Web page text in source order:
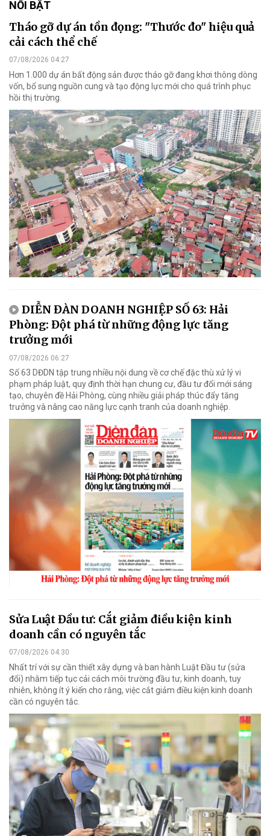
NỔI BẬT
Tháo gỡ dự án tồn đọng: "Thước đo" hiệu quả
cải cách thể chế
07/08/2026 04:27
Hơn 1.000 dự án bất động sản được tháo gỡ đang khơi thông dòng
vốn, bổ sung nguồn cung và tạo động lực mới cho quá trình phục
hồi thị trường.
DIỄN ĐÀN DOANH NGHIỆP SỐ 63: Hải
Phòng: Đột phá từ những động lực tăng
trưởng mới
07/08/2026 06:27
Số 63 DĐDN tập trung nhiều nội dung về cơ chế đặc thù xử lý vi
phạm pháp luật, quy định thời hạn chung cư, đầu tư đổi mới sáng
tạo, chuyên đề Hải Phòng, cùng nhiều giải pháp thúc đẩy tăng
trưởng và nâng cao năng lực cạnh tranh của doanh nghiệp.
Sửa Luật Đầu tư: Cắt giảm điều kiện kinh
doanh cần có nguyên tắc
07/08/2026 04:30
Nhất trí với sự cần thiết xây dựng và ban hành Luật Đầu tư (sửa
đổi) nhằm tiếp tục cải cách môi trường đầu tư, kinh doanh, tuy
nhiên, không ít ý kiến cho rằng, việc cắt giảm điều kiện kinh doanh
cần có nguyên tắc.